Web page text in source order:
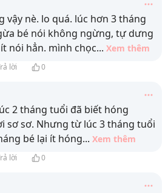
vậy nè. lo quá. lúc hơn 3 tháng
bé nói không ngừng, tự dưng
nói hẳn. mình chọc... Xem thêm
lời 0
2 tháng tuổi đã biết hóng
sơ sơ. Nhưng từ lúc 3 tháng tuổi
bé lại ít hóng... Xem thêm
lời 0